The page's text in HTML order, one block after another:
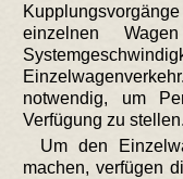
einzelnen
notwendig, um
Verfügung zu stellen.
Um den
machen, verfügen